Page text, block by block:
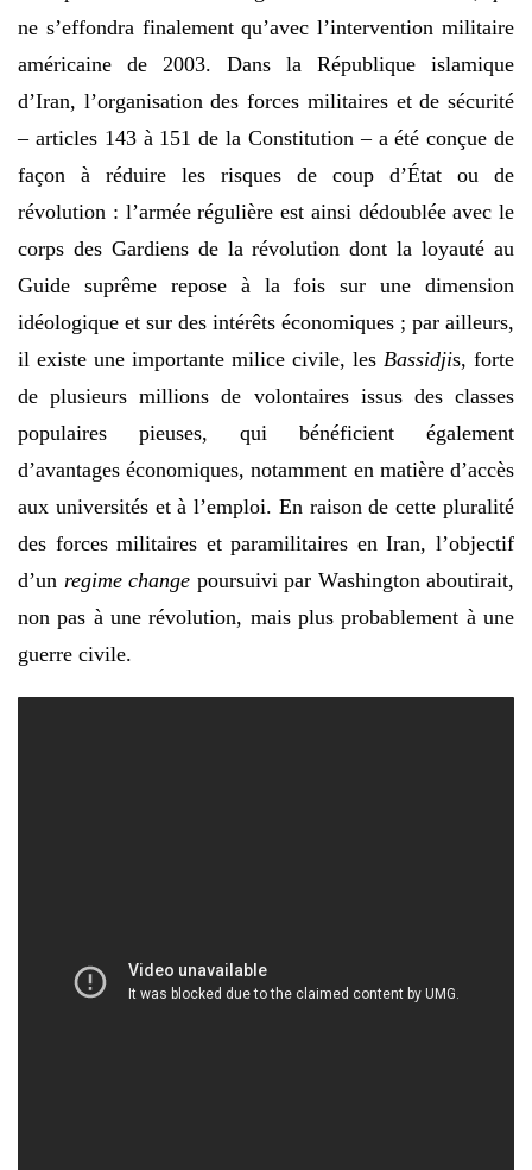
ne s’effondra finalement qu’avec l’intervention militaire
américaine de 2003. Dans la République islamique
d’Iran, l’organisation des forces militaires et de sécurité
– articles 143 à 151 de la Constitution – a été conçue de
façon à réduire les risques de coup d’État ou de
révolution : l’armée régulière est ainsi dédoublée avec le
corps des Gardiens de la révolution dont la loyauté au
Guide suprême repose à la fois sur une dimension
idéologique et sur des intérêts économiques ; par ailleurs,
il existe une importante milice civile, les Bassidjis, forte
de plusieurs millions de volontaires issus des classes
populaires pieuses, qui bénéficient également
d’avantages économiques, notamment en matière d’accès
aux universités et à l’emploi. En raison de cette pluralité
des forces militaires et paramilitaires en Iran, l’objectif
d’un regime change poursuivi par Washington aboutirait,
non pas à une révolution, mais plus probablement à une
guerre civile.